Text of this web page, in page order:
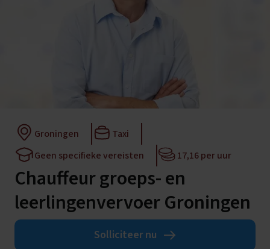
Groningen
Taxi
Geen specifieke vereisten
17,16 per uur
Chauffeur groeps- en
leerlingenvervoer Groningen
Solliciteer nu